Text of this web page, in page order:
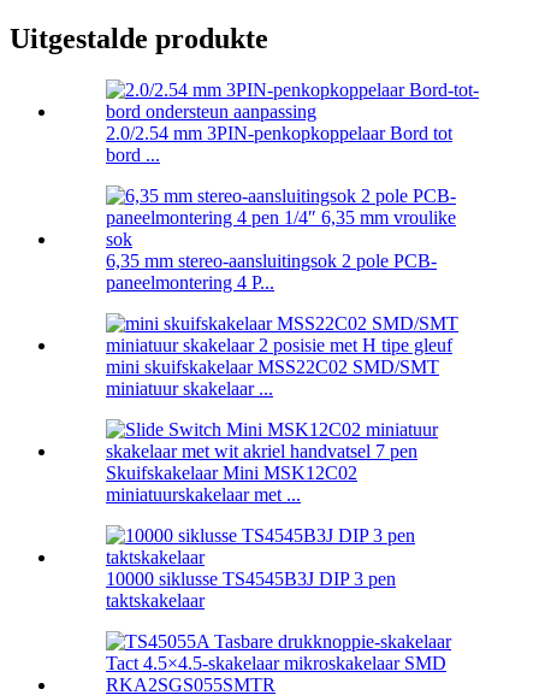
Uitgestalde produkte
2.0/2.54 mm 3PIN-penkopkoppelaar Bord tot
bord ...
6,35 mm stereo-aansluitingsok 2 pole PCB-
paneelmontering 4 P...
mini skuifskakelaar MSS22C02 SMD/SMT
miniatuur skakelaar ...
Skuifskakelaar Mini MSK12C02
miniatuurskakelaar met ...
10000 siklusse TS4545B3J DIP 3 pen
taktskakelaar